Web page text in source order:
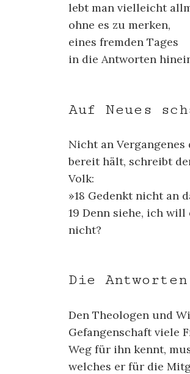
lebt man vielleicht
ohne es zu merken,
eines fremden Tages
in die Antworten
Auf Neues
Nicht an
bereit hält, schreibt
Volk:
»18 Gedenkt nicht an
19 Denn siehe, ich
nicht?
Die
Den Theologen und
Gefangenschaft viele
Weg für ihn kennt,
welches er für die